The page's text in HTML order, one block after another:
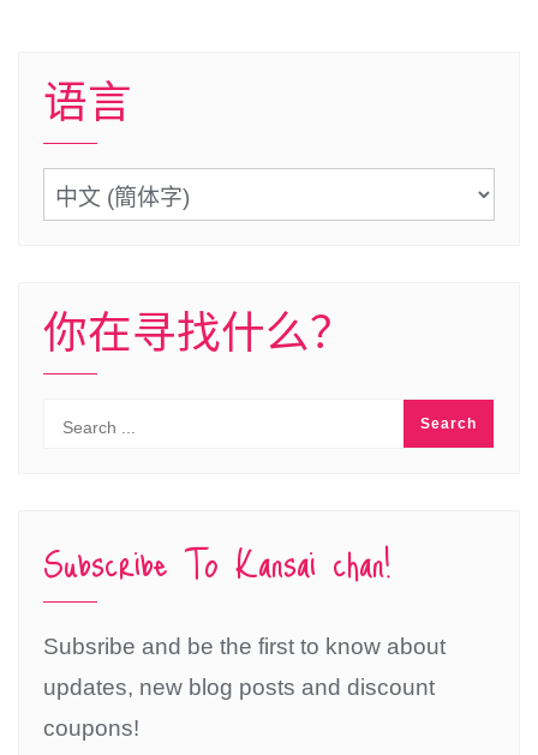
语言
语
言
你在寻找什么？
Subscribe To Kansai chan!
Subsribe and be the first to know about
updates, new blog posts and discount
coupons!